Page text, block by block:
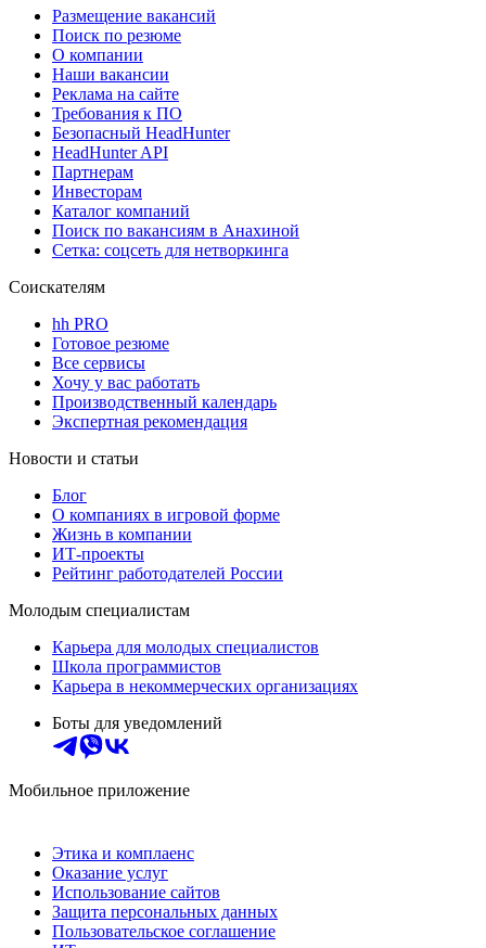
Размещение вакансий
Поиск по резюме
О компании
Наши вакансии
Реклама на сайте
Требования к ПО
Безопасный HeadHunter
HeadHunter API
Партнерам
Инвесторам
Каталог компаний
Поиск по вакансиям в Анахиной
Сетка: соцсеть для нетворкинга
Соискателям
hh PRO
Готовое резюме
Все сервисы
Хочу у вас работать
Производственный календарь
Экспертная рекомендация
Новости и статьи
Блог
О компаниях в игровой форме
Жизнь в компании
ИТ-проекты
Рейтинг работодателей России
Молодым специалистам
Карьера для молодых специалистов
Школа программистов
Карьера в некоммерческих организациях
Боты для уведомлений
Мобильное приложение
Этика и комплаенс
Оказание услуг
Использование сайтов
Защита персональных данных
Пользовательское соглашение